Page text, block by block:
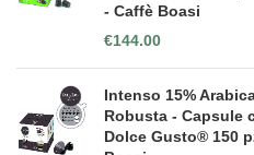
- Caffè Boasi
€144.00
Intenso 15%
Robusta - Capsule
Dolce Gusto® 150